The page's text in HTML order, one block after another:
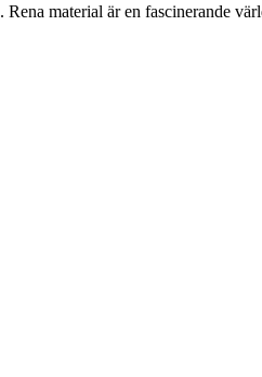
. Rena material är en fascinerande